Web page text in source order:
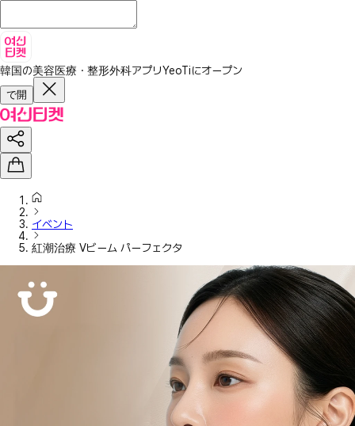
韓国の美容医療・整形外科アプリYeoTiにオープン
で開
イベント
紅潮治療 Vビーム パーフェクタ